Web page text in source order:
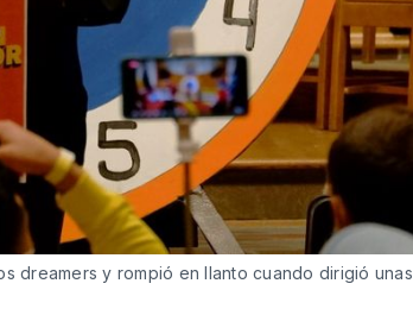
dreamers y rompió en llanto cuando dirigió unas